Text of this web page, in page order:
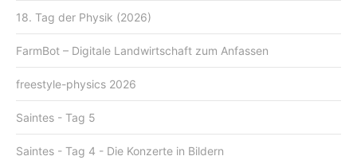
18. Tag der Physik (2026)
FarmBot – Digitale Landwirtschaft zum Anfassen
freestyle-physics 2026
Saintes - Tag 5
Saintes - Tag 4 - Die Konzerte in Bildern